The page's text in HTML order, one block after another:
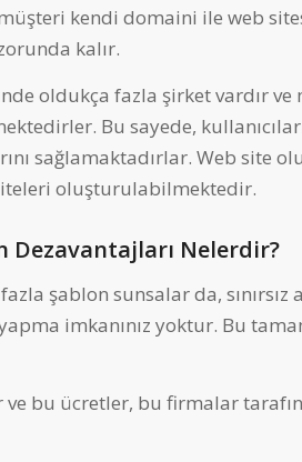
kendi domaini ile web
kalır.
oldukça fazla şirket vardır
Bu sayede,
sağlamaktadırlar. Web site
oluşturulabilmektedir.
Dezavantajları Nelerdir?
şablon sunsalar da, sınırsız
imkanınız yoktur. Bu
ve bu ücretler, bu firmalar